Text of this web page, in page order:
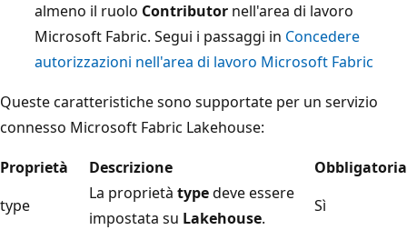
almeno il ruolo Contributor nell'area di lavoro
Microsoft Fabric. Segui i passaggi in Concedere
autorizzazioni nell'area di lavoro Microsoft Fabric
Queste caratteristiche sono supportate per un servizio
connesso Microsoft Fabric Lakehouse:
Proprietà
Descrizione
Obbligatoria
type
La proprietà typedeve essere
impostata su Lakehouse.
Sì